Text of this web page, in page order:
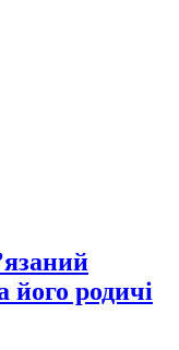
його родичі